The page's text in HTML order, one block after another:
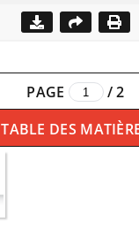
PAGE /2
TABLE DES